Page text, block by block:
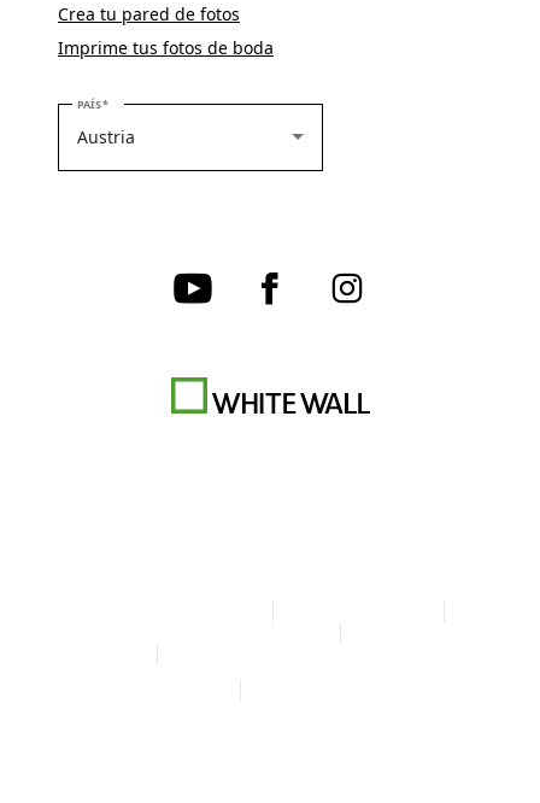
Crea tu pared de fotos
Imprime tus fotos de boda
PAÍSSELECCIONE SU PAÍS